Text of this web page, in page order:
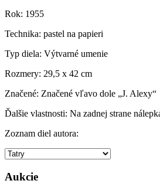
Rok: 1955
Technika: pastel na papieri
Typ diela: Výtvarné umenie
Rozmery: 29,5 x 42 cm
Značené: Značené vľavo dole „J. Alexy“
Ďalšie vlastnosti: Na zadnej strane
Zoznam diel autora:
Aukcie